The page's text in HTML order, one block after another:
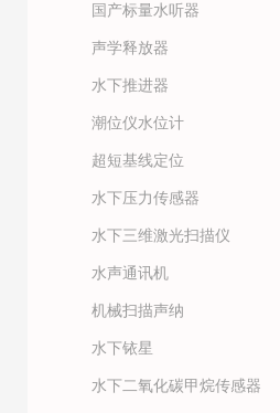
国产标量水听器
声学释放器
水下推进器
潮位仪水位计
超短基线定位
水下压力传感器
水下三维激光扫描仪
水声通讯机
机械扫描声纳
水下铱星
水下二氧化碳甲烷传感器